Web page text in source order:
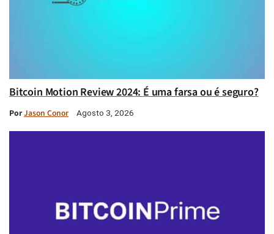
Bitcoin Motion Review 2024: É uma farsa ou é seguro?
PorJason Conor Agosto 3, 2026